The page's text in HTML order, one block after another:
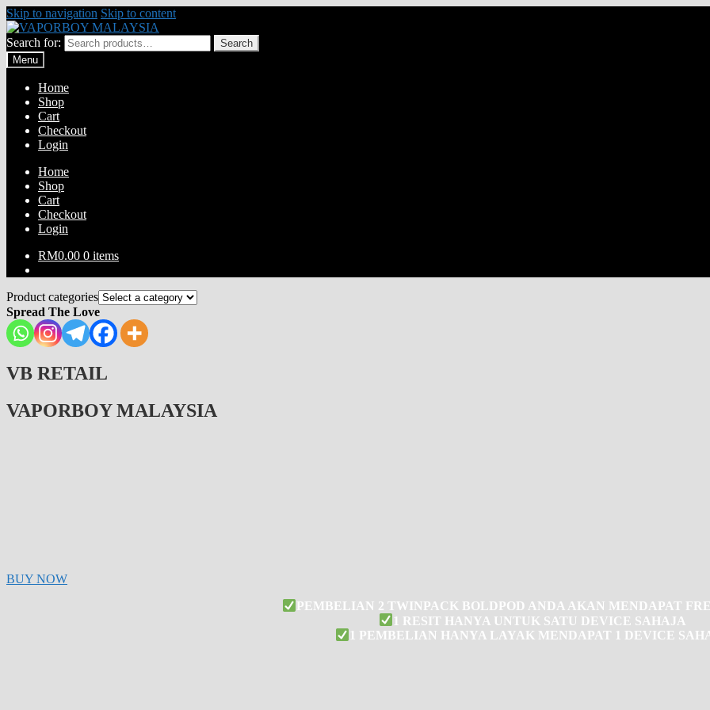
Skip to navigation Skip to content
Search for:
Search
Menu
Home
Shop
Cart
Checkout
Login
Home
Shop
Cart
Checkout
Login
RM0.00 0 items
Product categories
Spread The Love
VB RETAIL
VAPORBOY MALAYSIA
BUY NOW
PEMBELIAN 2 TWINPACK BOLDPOD ANDA AKAN MENDAPAT
1 RESIT HANYA UNTUK SATU DEVICE SAHAJA
1 PEMBELIAN HANYA LAYAK MENDAPAT 1 DEVICE